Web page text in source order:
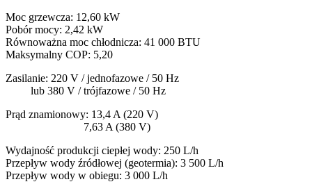
Moc grzewcza: 12,60 kW
Pobór mocy: 2,42 kW
Równoważna moc chłodnicza: 41 000 BTU
Maksymalny COP: 5,20
Zasilanie: 220 V / jednofazowe / 50 Hz
lub 380 V / trójfazowe / 50 Hz
Prąd znamionowy: 13,4 A (220 V)
7,63 A (380 V)
Wydajność produkcji ciepłej wody: 250 L/h
Przepływ wody źródłowej (geotermia): 3 500 L/h
Przepływ wody w obiegu: 3 000 L/h